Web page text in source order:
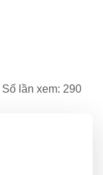
Số lần xem: 290